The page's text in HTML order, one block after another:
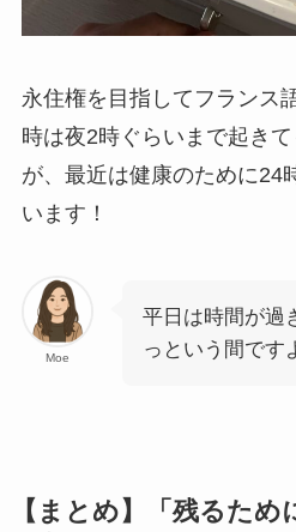
永住権を目指してフランス
時は夜2時ぐらいまで起き
が、最近は健康のために24
います！
Moe
平日は時間が過
っという間です
【まとめ】「残るた